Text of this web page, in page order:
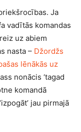
Ja
vadītās komandas
uz abiem
nasta – Džordžs
lēnākās uz
nonācis ‘tagad
komandā
jau pirmajā